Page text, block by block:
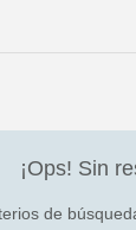
¡Ops! Sin
de